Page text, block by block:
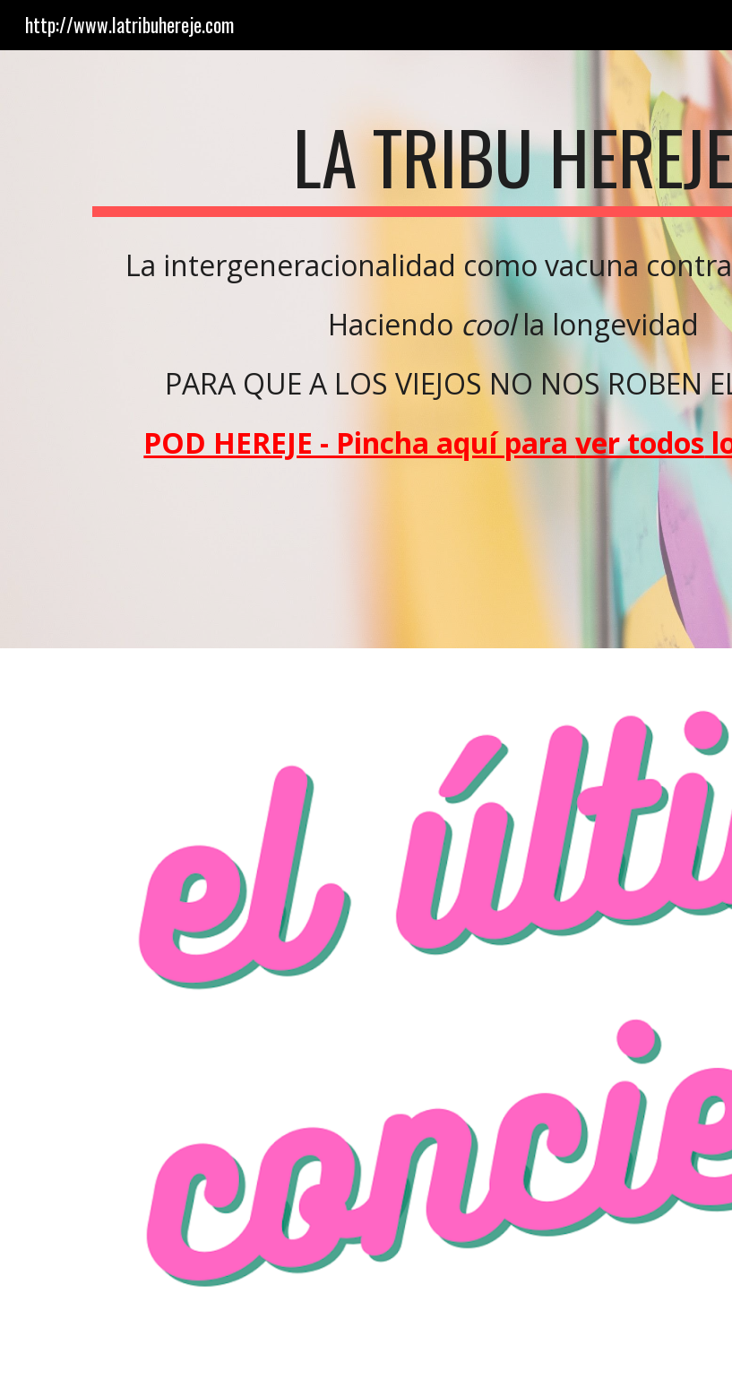
http://www.latribuhereje.com
LA TRIBU
La intergeneracionalidad como vacuna
Haciendo coolla longevidad
PARA QUE A LOS VIEJOS NO NOS ROBEN
POD HEREJE - Pincha aquí paraver todos